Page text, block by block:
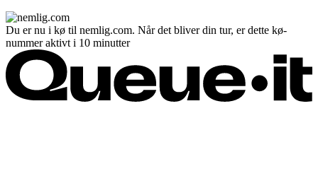
Du er nu i kø til nemlig.com. Når det bliver din tur, er dette kø-
nummer aktivt i 10 minutter